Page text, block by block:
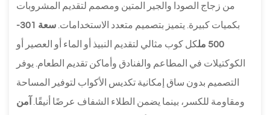
من زجاج الصودا والجير المتين ومصمم لتقديم المشروبات
بكميات كبيرة. يتميز بتصميم متعدد الاستخدامات.
سعة 301-
500 مل
كل كوب مثالي لتقديم النبيذ أو الماء أو العصير أو
الكوكتيلات في المطاعم والفنادق وأماكن تقديم الطعام. يوفر
التصميم بدون ساق إمكانية تكديس الأكواب لتوفير المساحة
ومقاومة للكسر، بينما يضمن الطلاء الشفاف عرضًا أنيقًا.
آمن